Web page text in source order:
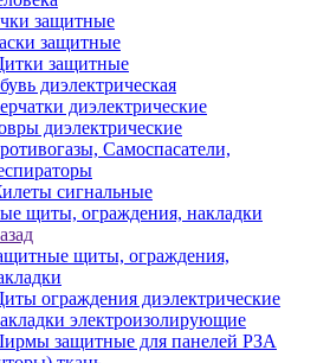
защитные
защитные
защитные
диэлектрическая
диэлектрические
диэлектрические
Самоспасатели,
сигнальные
щиты, ограждения, накладки
щиты, ограждения,
ограждения диэлектрические
электроизолирующие
защитные для панелей РЗА